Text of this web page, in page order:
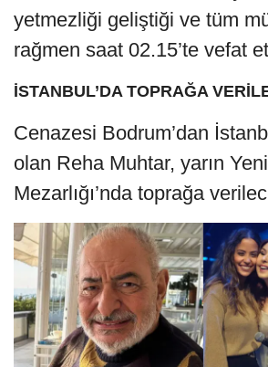
yetmezliği geliştiği ve tüm
rağmen saat 02.15’te vefat
İSTANBUL’DA TOPRAĞA
Cenazesi Bodrum’dan
olan Reha Muhtar, yarın
Mezarlığı’nda toprağa